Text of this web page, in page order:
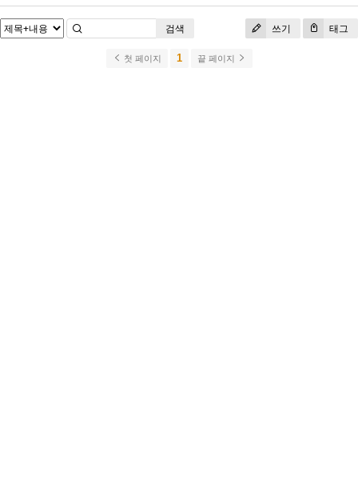
쓰기 태그
검색
첫 페이지 1 끝 페이지